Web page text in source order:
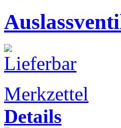
Merkzettel
Details